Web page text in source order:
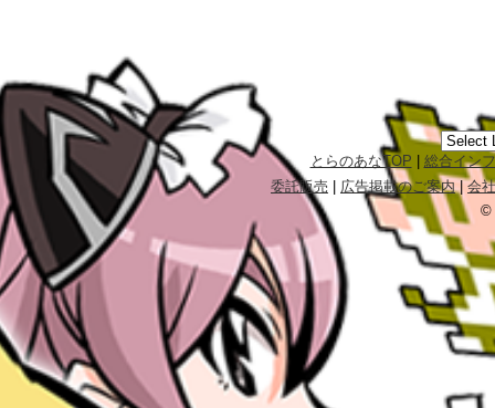
とらのあなTOP
総合イン
委託販売
広告掲載のご案内|会
©